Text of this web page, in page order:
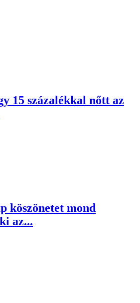
15 százalékkal nőtt az
köszönetet mond
az...